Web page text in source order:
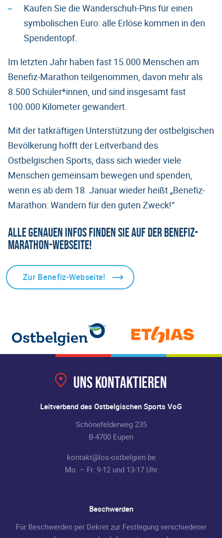
Kaufen Sie die Wanderschuh-Pins für einen
symbolischen Euro: alle Erlöse kommen in den
Spendentopf.
Im letzten Jahr haben fast 15.000 Menschen am
Benefiz-Marathon teilgenommen, davon mehr als
8.500 Schüler*innen, und sind insgesamt fast
100.000 Kilometer gewandert.
Mit der tatkräftigen Unterstützung der ostbelgischen
Bevölkerung hofft der Leitverband des
Ostbelgischen Sports, dass sich wieder viele
Menschen gemeinsam bewegen und spenden,
wenn es ab dem 18. Januar wieder heißt „Benefiz-
Marathon: Wandern für den guten Zweck!“
Alle genauen Infos finden Sie auf der Benefiz-
Marathon-Webseite!
Zur Benefiz-Webseite!
Uns kontaktieren
Leitverband des Ostbelgischen Sports VoG
Schönefelderweg 235
B-4700 Eupen
kontakt@los-ostbelgien.be
Mo. – Fr. 9-12 und 13-17 Uhr
Beschwerden
Für Beschwerden per Dekret zur Festlegung verschiedener